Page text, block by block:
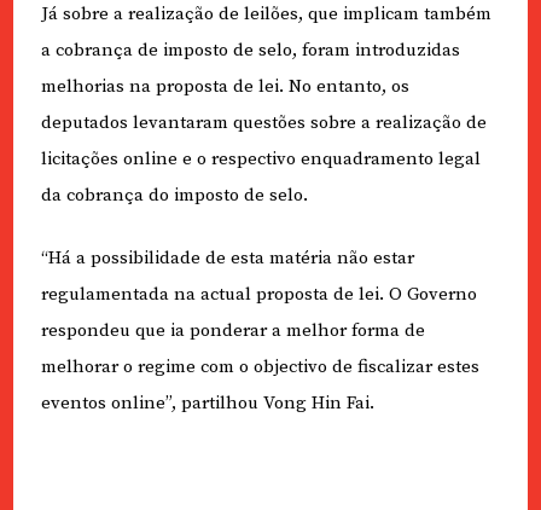
Já sobre a realização de leilões, que implicam também
a cobrança de imposto de selo, foram introduzidas
melhorias na proposta de lei. No entanto, os
deputados levantaram questões sobre a realização de
licitações online e o respectivo enquadramento legal
da cobrança do imposto de selo.
“Há a possibilidade de esta matéria não estar
regulamentada na actual proposta de lei. O Governo
respondeu que ia ponderar a melhor forma de
melhorar o regime com o objectivo de fiscalizar estes
eventos online”, partilhou Vong Hin Fai.